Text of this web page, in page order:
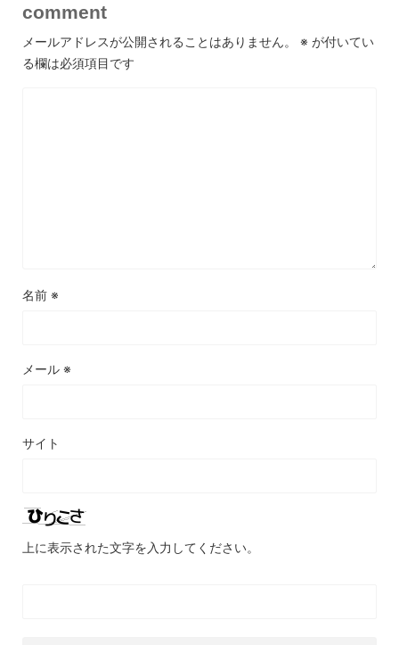
comment
メールアドレスが公開されることはありません。 ※ が付いてい
る欄は必須項目です
名前 ※
メール ※
サイト
上に表示された文字を入力してください。